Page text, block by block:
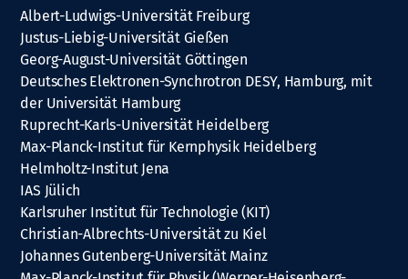
Albert-Ludwigs-Universität Freiburg
Justus-Liebig-Universität Gießen
Georg-August-Universität Göttingen
Deutsches Elektronen-Synchrotron DESY, Hamburg, mit
der Universität Hamburg
Ruprecht-Karls-Universität Heidelberg
Max-Planck-Institut für Kernphysik Heidelberg
Helmholtz-Institut Jena
IAS Jülich
Karlsruher Institut für Technologie (KIT)
Christian-Albrechts-Universität zu Kiel
Johannes Gutenberg-Universität Mainz